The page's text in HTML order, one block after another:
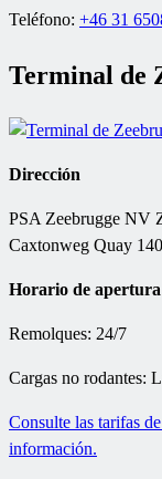
Teléfono: +46 31
Terminal de
Dirección
PSA Zeebrugge NV
Caxtonweg Quay
Horario de apertura
Remolques: 24/7
Cargas no rodantes:
Consulte las tarifas
información.